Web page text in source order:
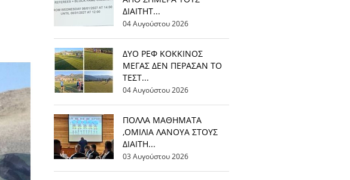
ΔΙΑΙΤΗΤ...
04 Αυγούστου 2026
ΔΥΟ ΡΕΦ ΚΟΚΚΙΝΟΣ
ΜΕΓΑΣ ΔΕΝ ΠΕΡΑΣΑΝ ΤΟ
ΤΕΣΤ...
04 Αυγούστου 2026
ΠΟΛΛΑ ΜΑΘΗΜΑΤΑ
,ΟΜΙΛΙΑ ΛΑΝΟΥΑ ΣΤΟΥΣ
ΔΙΑΙΤΗ...
03 Αυγούστου 2026